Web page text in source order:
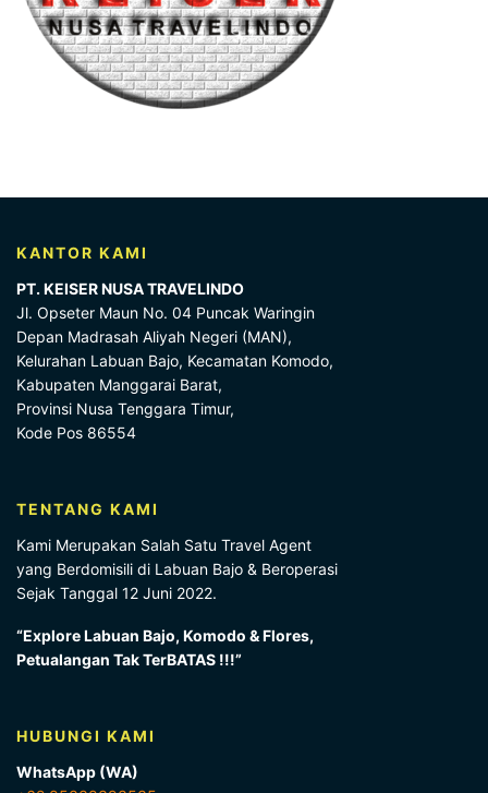
KANTOR KAMI
PT. KEISER NUSA TRAVELINDO
Jl. Opseter Maun No. 04 Puncak Waringin
Depan Madrasah Aliyah Negeri (MAN),
Kelurahan Labuan Bajo, Kecamatan Komodo,
Kabupaten Manggarai Barat,
Provinsi Nusa Tenggara Timur,
Kode Pos 86554
TENTANG KAMI
Kami Merupakan Salah Satu Travel Agent
yang Berdomisili di Labuan Bajo & Beroperasi
Sejak Tanggal 12 Juni 2022.
“Explore Labuan Bajo, Komodo & Flores,
Petualangan Tak TerBATAS !!!”
HUBUNGI KAMI
WhatsApp (WA)